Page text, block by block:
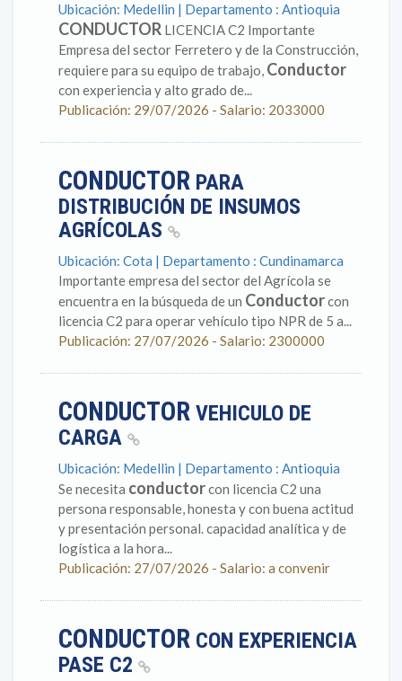
Ubicación: Medellin | Departamento : Antioquia
CONDUCTOR LICENCIA C2 Importante
Empresa del sector Ferretero y de la Construcción,
requiere para su equipo de trabajo, Conductor
con experiencia y alto grado de...
Publicación: 29/07/2026 - Salario: 2033000
CONDUCTOR PARA
DISTRIBUCIÓN DE INSUMOS
AGRÍCOLAS
Ubicación: Cota | Departamento : Cundinamarca
Importante empresa del sector del Agrícola se
encuentra en la búsqueda de un Conductorcon
licencia C2 para operar vehículo tipo NPR de 5 a...
Publicación: 27/07/2026 - Salario: 2300000
CONDUCTOR VEHICULO DE
CARGA
Ubicación: Medellin | Departamento : Antioquia
Se necesita conductorcon licencia C2 una
persona responsable, honesta y con buena actitud
y presentación personal. capacidad analítica y de
logística a la hora...
Publicación: 27/07/2026 - Salario: a convenir
CONDUCTOR CON EXPERIENCIA
PASE C2